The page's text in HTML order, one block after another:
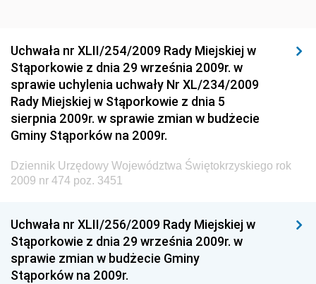
Środowiska
Dziennik Urzędowy Ministerstwa Administracji,
Gospodarki Terenowej i Ochrony Środowiska
Dziennik Urzędowy Ministerstwa Administracji i
Gospodarki Przestrzennej
Dziennik Urzędowy Unii Europejskiej, L
Dziennik Urzędowy Ministerstwa Komunikacji
Chemicznego i Lekkiego
Dziennik Urzędowy Ministerstwa Rolnictwa i
Gospodarki Żywnościowej
Uchwała nr XLII/254/2009 Rady Miejskiej w
Stąporkowie z dnia 29 września 2009r. w
sprawie uchylenia uchwały Nr XL/234/2009
Rady Miejskiej w Stąporkowie z dnia 5
sierpnia 2009r. w sprawie zmian w budżecie
Gminy Stąporków na 2009r.
Dziennik Urzędowy Województwa Świętokrzyskiego rok
2009 nr 474 poz. 3451
Uchwała nr XLII/256/2009 Rady Miejskiej w
Stąporkowie z dnia 29 września 2009r. w
sprawie zmian w budżecie Gminy
Stąporków na 2009r.